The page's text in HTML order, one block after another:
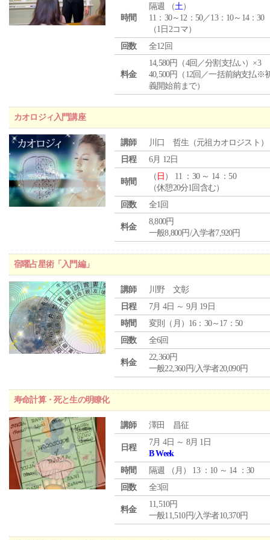
時間
隔週 （土）
11：30～12：50／13：10～14：30
（1日2コマ）
回数
全12回
料金
14,580円（4回／分割支払い）×3
40,500円（12回／一括前納支払※
義開始前まで）
カオロジィ入門講座
講師
川口 哲生（元祖カオロジスト）
日程
6月 12日
時間
（ 日 ） 11 ：30 ～ 14 ：50
（休憩20分1回含む）
回数
全1回
料金
8,800円
一般8,800円/入学者7,920円
宿曜占星術「入門編」
講師
川野 文彰
日程
7月 4日 ～ 9月 19日
時間
変則（月）16：30～17：50
回数
全6回
料金
22,360円
一般22,360円/入学者20,090円
寿命計算・死と生の明瞭化
講師 澤田 昌征
日程
7月 4日 ～ 8月 1日
B Week
時間
隔週 （ 月 ） 13 ：10 ～ 14 ：30
回数
全3回
料金
11,510円
一般11,510円/入学者10,370円